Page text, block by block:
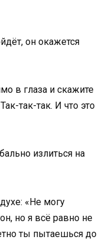
он окажется
в глаза и скажите
так-так. И что это
излиться на
«Не могу
но я всё равно не
ты пытаешься до